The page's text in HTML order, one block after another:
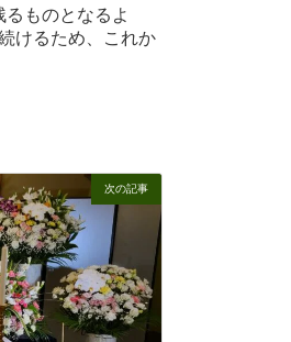
ものとなるよ
けるため、これか
次の記事